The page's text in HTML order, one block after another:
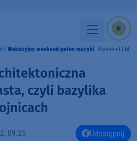
Wakacyjny weekend pełen muzyki Weekend FM
czyli bazylika
09:25 Udostępnij